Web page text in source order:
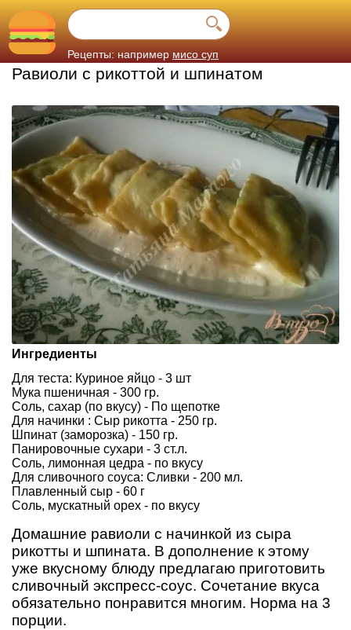
Рецепты: например мисо суп
Равиоли с рикоттой и шпинатом
Ингредиенты
Для теста: Куриное яйцо - 3 шт
Мука пшеничная - 300 гр.
Соль, сахар (по вкусу) - По щепотке
Для начинки : Сыр рикотта - 250 гр.
Шпинат (заморозка) - 150 гр.
Панировочные сухари - 3 ст.л.
Соль, лимонная цедра - по вкусу
Для сливочного соуса: Сливки - 200 мл.
Плавленный сыр - 60 г
Соль, мускатный орех - по вкусу
Домашние равиоли с начинкой из сыра
рикотты и шпината. В дополнение к этому
уже вкусному блюду предлагаю приготовить
сливочный экспресс-соус. Сочетание вкуса
обязательно понравится многим. Норма на 3
порции.